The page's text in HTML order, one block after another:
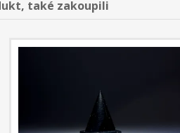
také zakoupili